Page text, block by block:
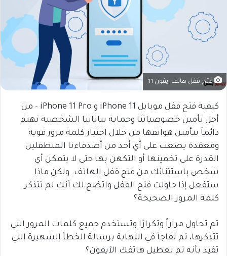
فتح قفل هاتف ايفون 11
كيفية فتح قفل موبايل iPhone 11 و iPhone 11 Pro – من
أجل تأمين خصوصياتنا وحماية بياناتنا الشخصية نهتم
دائماً بتأمين هواتفها من خلال اختيار كلمة مرور قوية
ومعقدة يصعب على أي أحد من أصدقاءنا المتطفلين
القدرة على تخمينها أو التكهن بها حتى لا يتمكن أي
شخص باستثنائك من فتح قفل الهاتف. ولكن ماذا
ستفعل إذا حاولت فتح القفل واتضح لك أنك لم تتذكر
كلمة المرور الصحيحة؟
ثم تحاول مراراً وتكرارًا وتستخدم جميع كلمات المرور التي
تتذكرها، ثم تفاجأ في النهاية برسالة الخطأ الشهيرة التي
تفيد بأنه تم تعطيل هاتفك الآيفون؟